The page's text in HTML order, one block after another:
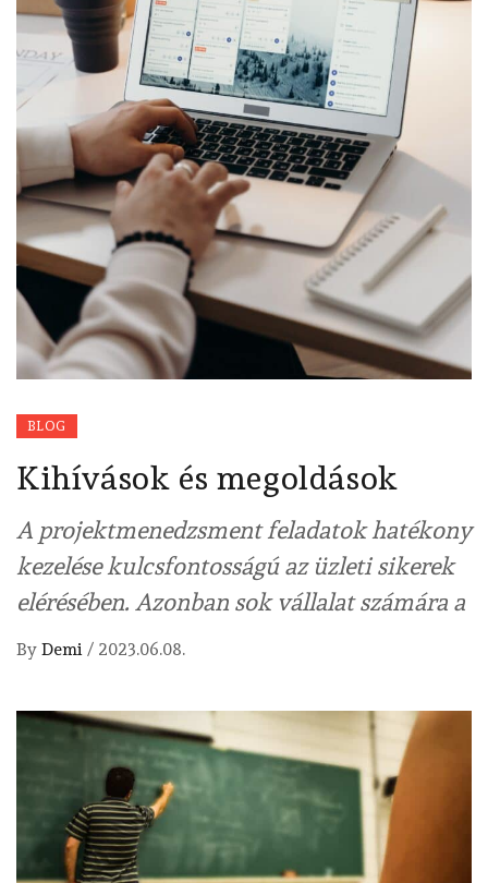
BLOG
Kihívások és megoldások
A projektmenedzsment feladatok hatékony
kezelése kulcsfontosságú az üzleti sikerek
elérésében. Azonban sok vállalat számára a
By Demi / 2023.06.08.